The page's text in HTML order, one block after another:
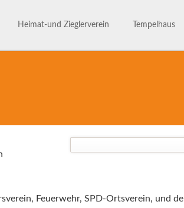
Heimat-und Zieglerverein Tempelhaus
Feuerwehr, SPD-Ortsverein, und